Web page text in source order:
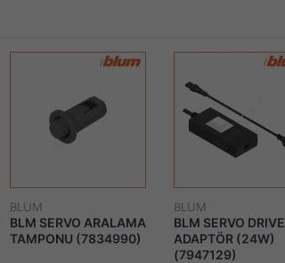
BLUM
BLM SERVO ARALAMA
TAMPONU (7834990)
BLUM
BLM SERVO DRIVE
ADAPTÖR (24W)
(7947129)